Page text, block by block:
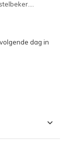
dag in